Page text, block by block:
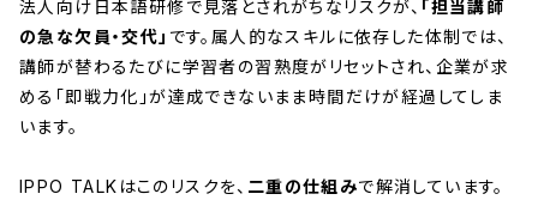
法人向け日本語研修で見落とされがちなリスクが、 「担当講師
の急な欠員・交代」 です。属人的なスキルに依存した体制では、
講師が替わるたびに学習者の習熟度がリセットされ、企業が求
める「即戦力化」が達成できないまま時間だけが経過してしま
います。
IPPO TALKはこのリスクを、 二重の仕組みで解消しています。